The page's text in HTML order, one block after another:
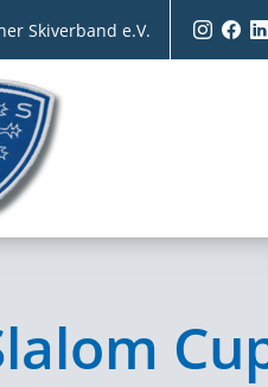
Skiverband e.V.